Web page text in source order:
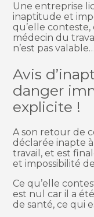
Une entreprise
inaptitude et
qu’elle conteste,
médecin du
n’est pas
Avis
danger
explicite !
A son retour de
déclarée inapte
travail, et est
et impossibilité
Ce qu’elle
est nul car il a
de santé, ce qui